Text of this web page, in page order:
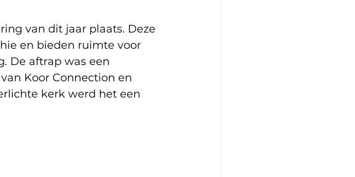
van dit jaar plaats. Deze
en bieden ruimte voor
De aftrap was een
Koor Connection en
kerk werd het een